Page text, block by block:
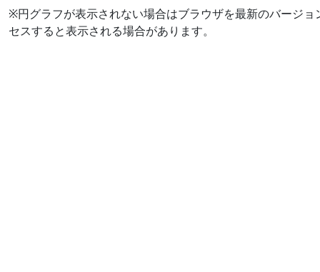
※円グラフが表示されない場合はブラウザを最新のバージ
セスすると表示される場合があります。